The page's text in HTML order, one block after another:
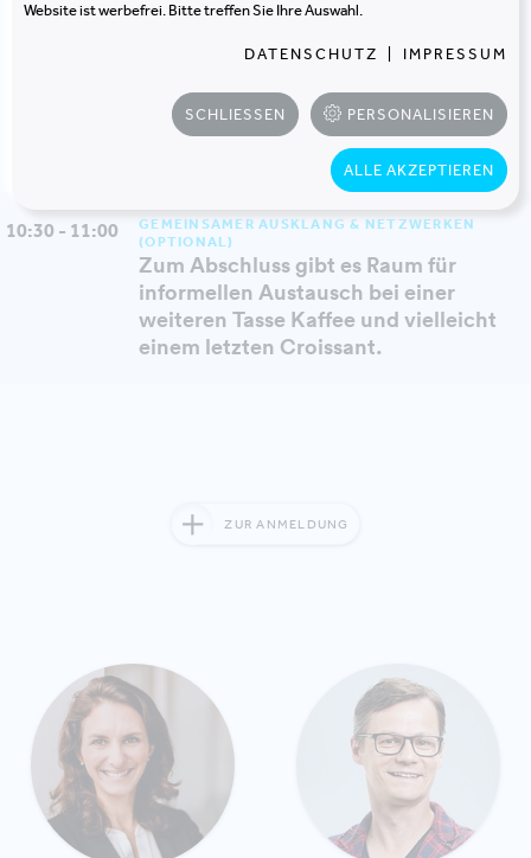
Wir sammeln Eindrücke aus den
aus und diskutieren zentrale
Erkenntnisse.
BERNHARD HERZOG, M.O.O.CON
FLORIAN FRIEDL, M.O.O.CON
10:30 - 11:00
GEMEINSAMER AUSKLANG & NETZWERKEN
(OPTIONAL)
Zum Abschluss gibt es Raum für
informellen Austausch bei einer
weiteren Tasse Kaffee und vielleicht
einem letzten Croissant.
ZUR ANMELDUNG
Website ist werbefrei. Bitte treffen Sie Ihre Auswahl.
DATENSCHUTZ IMPRESSUM
SCHLIESSEN PERSONALISIEREN
ALLE AKZEPTIEREN